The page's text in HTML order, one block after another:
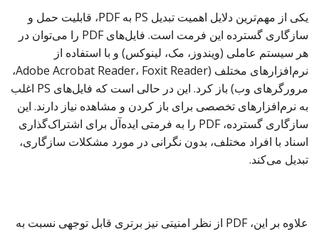
یکی از مهم‌ترین دلایل اهمیت تبدیل PS به PDF، قابلیت حمل و
سازگاری گسترده این فرمت است. فایل‌های PDF را می‌توان در
هر سیستم عاملی (ویندوز، مک، لینوکس) و با استفاده از
نرم‌افزارهای مختلف (Adobe Acrobat Reader، Foxit Reader،
مرورگرهای وب) باز کرد. این در حالی است که فایل‌های PS اغلب
به نرم‌افزارهای تخصصی برای باز کردن و مشاهده نیاز دارند. این
سازگاری گسترده، PDF را به فرمتی ایده‌آل برای اشتراک‌گذاری
اسناد با افراد مختلف، بدون نگرانی در مورد مشکلات سازگاری،
تبدیل می‌کند.
علاوه بر این، PDF از نظر امنیتی نیز برتری قابل توجهی نسبت به